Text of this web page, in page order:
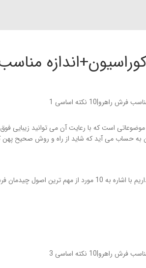
مناسب فرش
است که با رعایت آن می توانید زیبایی
به حساب می آید که شاید از راه و روش صحیح پهن
در این مقاله فرش هایپر کارپت قصد داریم با اشاره